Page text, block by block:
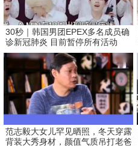
30秒｜韩国男团EPEX多名成员确
诊新冠肺炎 目前暂停所有活动
范志毅大女儿罕见晒照，冬天穿露
背装大秀身材，颜值气质吊打老爸